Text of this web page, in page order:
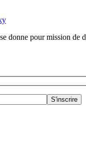
donne pour mission de